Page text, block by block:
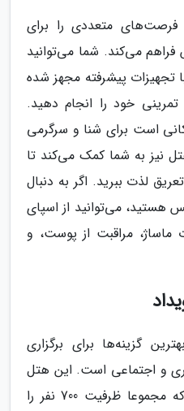
فرصت‌های متعددی را برای
فراهم می‌کند. شما می‌توانید
تجهیزات پیشرفته مجهز شده
خود را انجام دهید.
است برای شنا و سرگرمی
نیز به شما کمک می‌کند تا
لذت ببرید. اگر به دنبال
می‌توانید از اسپای
ماساژ، مراقبت از پوست، و
گزینه‌ها برای برگزاری
و اجتماعی است. این هتل
دارای 16 سالن جلسه است که مجموعا ظرفیت 700 نفر را